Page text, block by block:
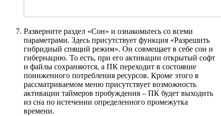
Разверните раздел «Сон» и ознакомьтесь со всеми
параметрами. Здесь присутствует функция «Разрешить
гибридный спящий режим». Он совмещает в себе сон и
гибернацию. То есть, при его активации открытый софт
и файлы сохраняются, а ПК переходит в состояние
пониженного потребления ресурсов. Кроме этого в
рассматриваемом меню присутствует возможность
активации таймеров пробуждения – ПК будет выходить
из сна по истечении определенного промежутка
времени.